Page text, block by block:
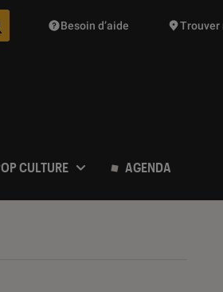
Des suggestions de produits vont vous
Besoin d’aide Trouver
CULTURE AGENDA